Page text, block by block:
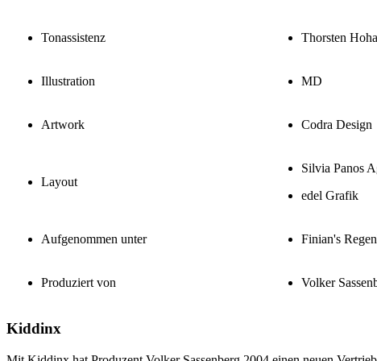
Tonassistenz Thorsten
Illustration MD
Artwork Codra Design
Layout
Silvia Panos
edel Grafik
Aufgenommen unter Finian's
Produziert von Volker
Kiddinx